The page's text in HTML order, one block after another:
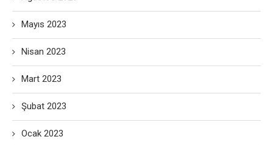
Mayıs 2023
Nisan 2023
Mart 2023
Şubat 2023
Ocak 2023